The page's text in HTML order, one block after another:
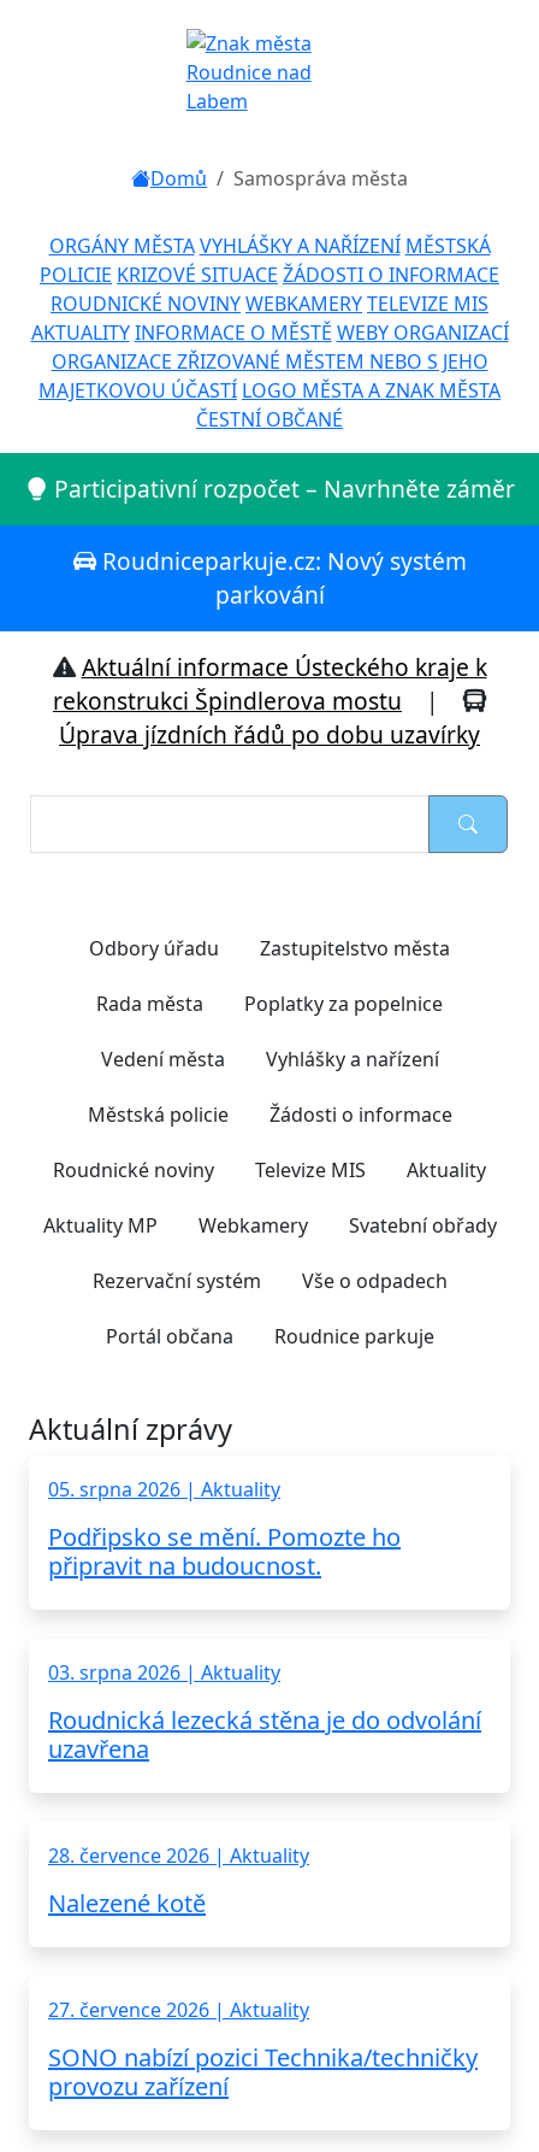
Domů Samospráva města
ORGÁNY MĚSTA VYHLÁŠKY A NAŘÍZENÍ MĚSTSKÁ
POLICIE KRIZOVÉ SITUACE ŽÁDOSTI O INFORMACE
ROUDNICKÉ NOVINYWEBKAMERYTELEVIZE MIS
AKTUALITY INFORMACE O MĚSTĚ WEBY ORGANIZACÍ
ORGANIZACE ZŘIZOVANÉ MĚSTEM NEBO S JEHO
MAJETKOVOU ÚČASTÍ LOGO MĚSTA A ZNAK MĚSTA
ČESTNÍ OBČANÉ
Participativní rozpočet – Navrhněte záměr
Roudniceparkuje.cz: Nový systém
parkování
Aktuální informace Ústeckého kraje k
rekonstrukci Špindlerova mostu |
Úprava jízdních řádů po dobu uzavírky
Odbory úřadu Zastupitelstvo města
Rada města Poplatky za popelnice
Vedení města Vyhlášky a nařízení
Městská policie Žádosti o informace
Roudnické noviny Televize MIS Aktuality
Aktuality MP Webkamery Svatební obřady
Rezervační systém Vše o odpadech
Portál občana Roudnice parkuje
Aktuální zprávy
05. srpna 2026 | Aktuality
Podřipsko se mění. Pomozte ho
připravit na budoucnost.
03. srpna 2026 | Aktuality
Roudnická lezecká stěna je do odvolání
uzavřena
28. července 2026 | Aktuality
Nalezené kotě
27. července 2026 | Aktuality
SONO nabízí pozici Technika/techničky
provozu zařízení